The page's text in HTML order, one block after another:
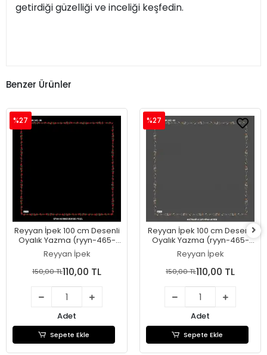
getirdiği güzelliği ve inceliği keşfedin.
Benzer Ürünler
Reyyan İpek 100 cm Desenli
Oyalık Yazma (ryyn-465-
27)
Reyyan İpek
%27
150,00 TL110,00 TL
Adet
Sepete Ekle
Reyyan İpek 100 cm Desenli
Oyalık Yazma (ryyn-465-
26)
Reyyan İpek
%27
150,00 TL110,00 TL
Adet
Sepete Ekle